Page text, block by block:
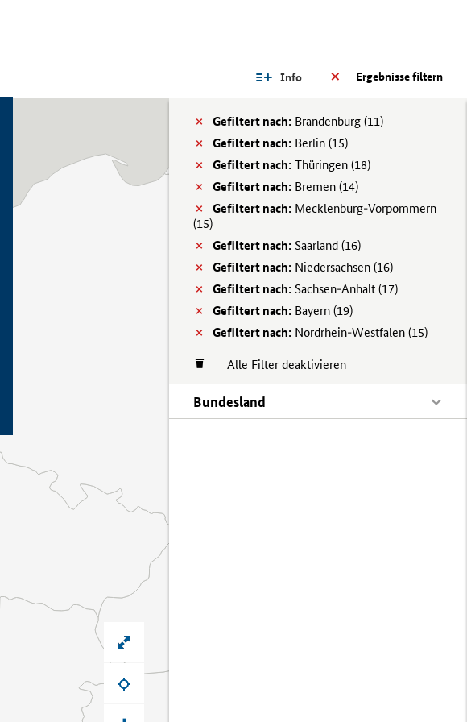
Ergebnisse filtern
Info
Gefiltert nach: Brandenburg (11)
Gefiltert nach: Berlin (15)
Gefiltert nach: Thüringen (18)
Gefiltert nach: Bremen (14)
Gefiltert nach: Mecklenburg-Vorpommern
(15)
Gefiltert nach: Saarland (16)
Gefiltert nach: Niedersachsen (16)
Gefiltert nach: Sachsen-Anhalt (17)
Gefiltert nach: Bayern (19)
Gefiltert nach: Nordrhein-Westfalen (15)
Alle Filter deaktivieren
Bundesland